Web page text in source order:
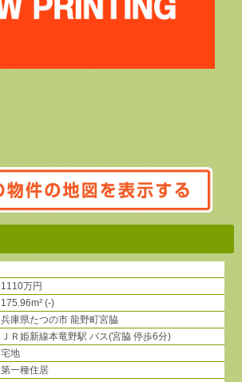
1110万円
175.96m² (-)
兵庫県たつの市 龍野町宮脇
ＪＲ姫新線本竜野駅 バス(宮脇 停歩6分)
宅地
第一種住居